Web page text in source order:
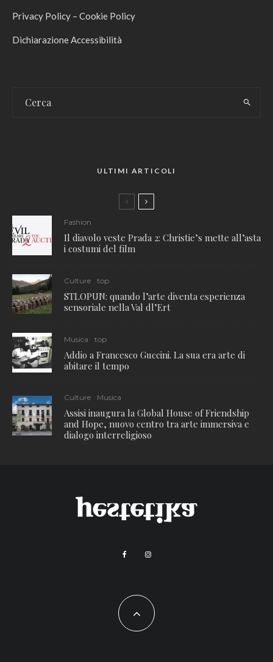
Privacy Policy – Cookie Policy
Dichiarazione Accessibilità
ULTIMI ARTICOLI
Fashion
Il diavolo veste Prada 2: Christie’s mette all’asta
i costumi del film
Culture top
STLOPUN: quando l’arte diventa esperienza
sensoriale nella Val dl’Ert
Musica top
Addio a Francesco Guccini. La sua era arte di
abitare il tempo
Culture Musica
Assisi inaugura la Global House of Friendship
and Hope, nuovo centro tra arte immersiva e
dialogo interreligioso